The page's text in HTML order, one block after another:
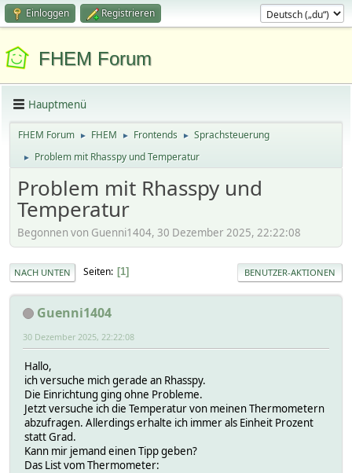
Einloggen Registrieren
FHEM Forum
Hauptmenü
FHEM Forum ► FHEM ► Frontends ► Sprachsteuerung
► Problem mit Rhasspy und Temperatur
Problem mit Rhasspy und
Temperatur
Begonnen von Guenni1404, 30 Dezember 2025, 22:22:08
NACH UNTEN Seiten 1 BENUTZER-AKTIONEN
Guenni1404
30 Dezember 2025, 22:22:08
Hallo,
ich versuche mich gerade an Rhasspy.
Die Einrichtung ging ohne Probleme.
Jetzt versuche ich die Temperatur von meinen Thermometern
abzufragen. Allerdings erhalte ich immer als Einheit Prozent
statt Grad.
Kann mir jemand einen Tipp geben?
Das List vom Thermometer: